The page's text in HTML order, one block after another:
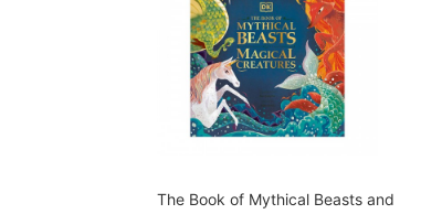
The Book of Mythical Beasts and